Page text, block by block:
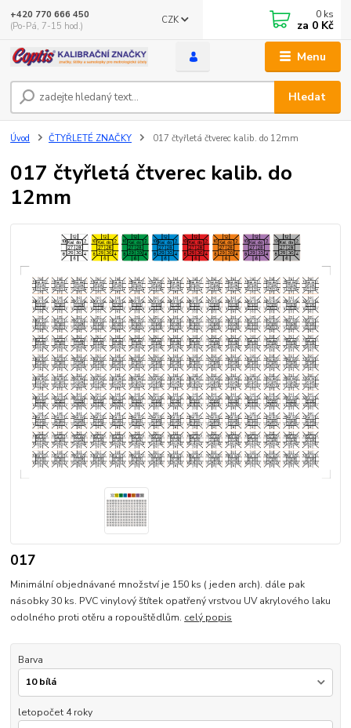
Menu
CZK
Hledat
+420 770 666 450
(Po-Pá, 7-15 hod.)
0 ks
za 0 Kč
Úvod ČTYŘLETÉ ZNAČKY 017 čtyřletá čtverec kalib. do 12mm
017 čtyřletá čtverec kalib. do
12mm
017
Minimální objednávané množství je 150 ks ( jeden arch). dále pak
násobky 30 ks. PVC vinylový štítek opatřený vrstvou UV akrylového laku
odolného proti otěru a ropouštědlům. celý popis
Barva
letopočet 4 roky